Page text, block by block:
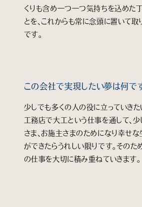
くりも含め一つ一つ気持ちを込めた
とを、これからも常に念頭に置いて取
です。
この会社で実現したい夢は何で
少しでも多くの人の役に立っていきた
工務店で大工という仕事を通して、
さま、お施主さまのためになり幸せ
ができたらうれしい限りです。そのた
の仕事を大切に積み重ねていきます。